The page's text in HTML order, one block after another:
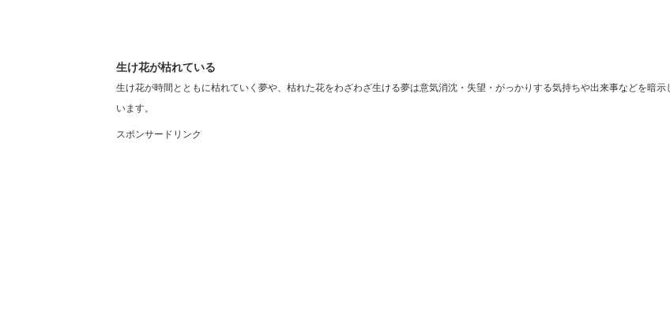
生け花が枯れている
生け花が時間とともに枯れていく夢や、枯れた花をわざわざ生ける夢は意気消沈・失望・がっかりする気持ちや出来事などを暗示
います。
スポンサードリンク